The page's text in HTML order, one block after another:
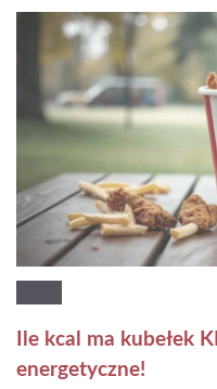
Ile kcal ma kubełek
energetyczne!